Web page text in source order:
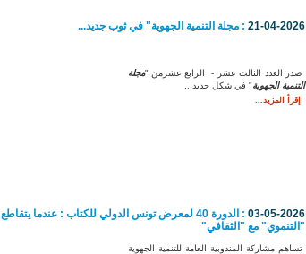
21-04-2026 : مجلة التنمية الجهوية" في ثوب جديد...
صدر العدد الثالث عشر - الرابع عشرمن "مجلة
التنمية الجهوية" في شكل جديد...
إقرأ المزيد...
03-05-2026
: الدورة 40 لمعرض تونس الدولي للكتاب : عندما يتقاطع
"التنموي" مع "الثقافي"
تساهم مشاركة المندوبية العامة للتنمية الجهوية